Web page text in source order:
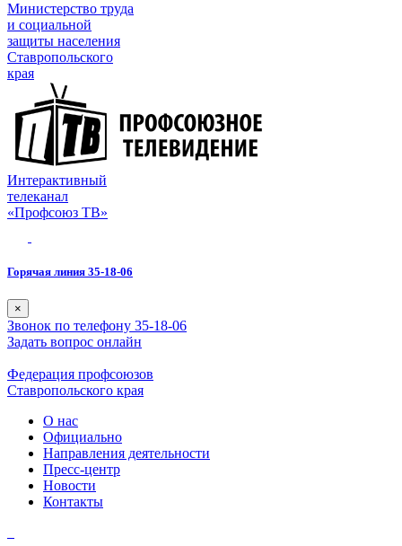
Министерство труда
и социальной
защиты населения
Ставропольского
края
Интерактивный
телеканал
«Профсоюз ТВ»
Горячая линия 35-18-06
×
Звонок по телефону 35-18-06
Задать вопрос онлайн
Федерация профсоюзов
Ставропольского края
О нас
Официально
Направления деятельности
Пресс-центр
Новости
Контакты